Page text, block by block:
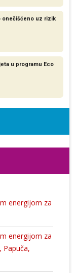
onečišćeno uz rizik
u programu Eco
energijom za
energijom za
Papuča,